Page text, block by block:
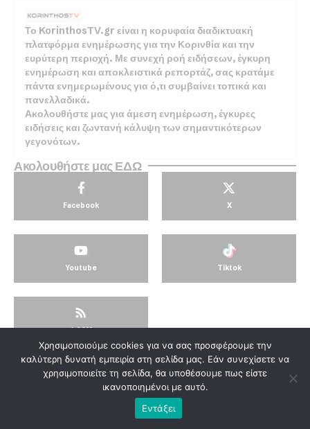
Το KorinthosTV.gr είναι η κορυφαία διαδικτυακή
πλατφόρμα ενημέρωσης για την Κορινθία και την
ευρύτερη περιοχή. Με συνεχή ροή ειδήσεων, έγκυρη
ενημέρωση και αποκλειστικά ρεπορτάζ, σας κρατάμε
πάντα ενημερωμένους για ό,τι συμβαίνει τοπικά και
πανελλαδικά.
Ακολουθήστε μας για άμεση ενημέρωση, έγκυρες
ειδήσεις και ζωντανή κάλυψη των σημαντικότερων
γεγονότων.
Ακολουθήστε μας ΕΔΩ
Facebook X
Youtube Tiktok
4.03M
© KorinthosTV @2025
Χρησιμοποιούμε cookies για να σας προσφέρουμε την
καλύτερη δυνατή εμπειρία στη σελίδα μας. Εάν συνεχίσετε να
χρησιμοποιείτε τη σελίδα, θα υποθέσουμε πως είστε
ικανοποιημένοι με αυτό.
Εντάξει